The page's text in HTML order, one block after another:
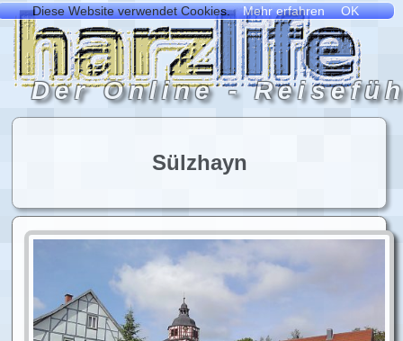
Sülzhayn